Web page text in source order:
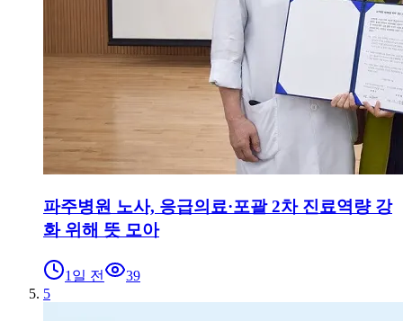
파주병원 노사, 응급의료·포괄 2차 진료역량 강
화 위해 뜻 모아
1일 전
39
5